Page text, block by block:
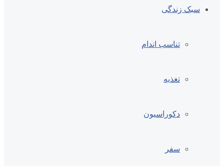
سبک زندگی
تناسب اندام
تغذیه
دکوراسیون
سفر